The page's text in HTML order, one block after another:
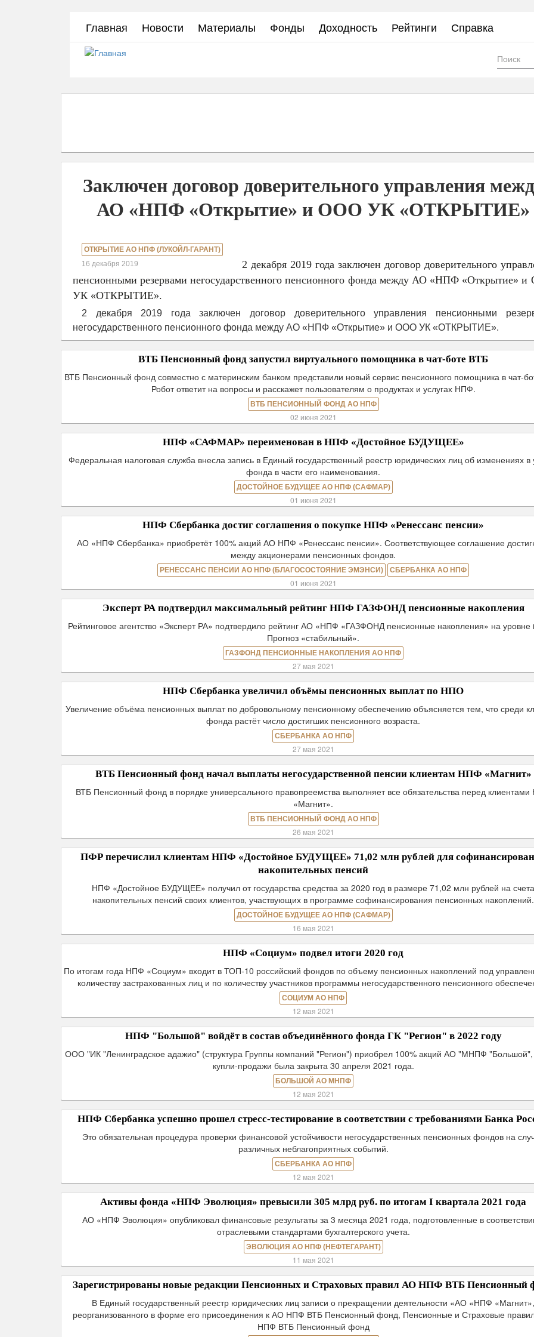
Главная Новости Материалы Фонды Доходность Рейтинги Справка
Заключен договор доверительного управления
АО «НПФ «Открытие» и ООО УК «ОТКРЫТИЕ»
ОТКРЫТИЕ АО НПФ (ЛУКОЙЛ-ГАРАНТ)
16 декабря 2019
2 декабря 2019 года заключен договор доверительного
пенсионными резервами негосударственного пенсионного фонда между АО «НПФ «Открытие»
УК «ОТКРЫТИЕ».
2 декабря 2019 года заключен договор доверительного управления пенсионными
негосударственного пенсионного фонда между АО «НПФ «Открытие» и ООО УК «ОТКРЫТИЕ».
ВТБ Пенсионный фонд запустил виртуального помощника в чат-боте ВТБ
ВТБ Пенсионный фонд совместно с материнским банком представили новый сервис пенсионного помощника в чат-
Робот ответит на вопросы и расскажет пользователям о продуктах и услугах НПФ.
ВТБ ПЕНСИОННЫЙ ФОНД АО НПФ
02 июня 2021
НПФ «САФМАР» переименован в НПФ «Достойное БУДУЩЕЕ»
Федеральная налоговая служба внесла запись в Единый государственный реестр юридических лиц об изменениях в
фонда в части его наименования.
ДОСТОЙНОЕ БУДУЩЕЕ АО НПФ (САФМАР)
01 июня 2021
НПФ Сбербанка достиг соглашения о покупке НПФ «Ренессанс пенсии»
АО «НПФ Сбербанка» приобретёт 100% акций АО НПФ «Ренессанс пенсии». Соответствующее соглашение
между акционерами пенсионных фондов.
РЕНЕССАНС ПЕНСИИ АО НПФ (БЛАГОСОСТОЯНИЕ ЭМЭНСИ) СБЕРБАНКА АО НПФ
01 июня 2021
Эксперт РА подтвердил максимальный рейтинг НПФ ГАЗФОНД пенсионные накопления
Рейтинговое агентство «Эксперт РА» подтвердило рейтинг АО «НПФ «ГАЗФОНД пенсионные накопления» на
Прогноз «стабильный».
ГАЗФОНД ПЕНСИОННЫЕ НАКОПЛЕНИЯ АО НПФ
27 мая 2021
НПФ Сбербанка увеличил объёмы пенсионных выплат по НПО
Увеличение объёма пенсионных выплат по добровольному пенсионному обеспечению объясняется тем, что среди
фонда растёт число достигших пенсионного возраста.
СБЕРБАНКА АО НПФ
27 мая 2021
ВТБ Пенсионный фонд начал выплаты негосударственной пенсии клиентам НПФ «Магнит»
ВТБ Пенсионный фонд в порядке универсального правопреемства выполняет все обязательства перед
«Магнит».
ВТБ ПЕНСИОННЫЙ ФОНД АО НПФ
26 мая 2021
ПФР перечислил клиентам НПФ «Достойное БУДУЩЕЕ» 71,02 млн рублей для
накопительных пенсий
НПФ «Достойное БУДУЩЕЕ» получил от государства средства за 2020 год в размере 71,02 млн рублей на счета
накопительных пенсий своих клиентов, участвующих в программе софинансирования пенсионных накоплений.
ДОСТОЙНОЕ БУДУЩЕЕ АО НПФ (САФМАР)
16 мая 2021
НПФ «Социум» подвел итоги 2020 год
По итогам года НПФ «Социум» входит в ТОП-10 российский фондов по объему пенсионных накоплений под
количеству застрахованных лиц и по количеству участников программы негосударственного пенсионного
СОЦИУМ АО НПФ
12 мая 2021
НПФ "Большой" войдёт в состав объединённого фонда ГК "Регион" в 2022 году
ООО "ИК "Ленинградское адажио" (структура Группы компаний "Регион") приобрел 100% акций АО "МНПФ "Большой",
купли-продажи была закрыта 30 апреля 2021 года.
БОЛЬШОЙ АО МНПФ
12 мая 2021
НПФ Сбербанка успешно прошел стресс-тестирование в соответствии с требованиями Банка
Это обязательная процедура проверки финансовой устойчивости негосударственных пенсионных фондов на
различных неблагоприятных событий.
СБЕРБАНКА АО НПФ
12 мая 2021
Активы фонда «НПФ Эволюция» превысили 305 млрд руб. по итогам I квартала 2021 года
АО «НПФ Эволюция» опубликовал финансовые результаты за 3 месяца 2021 года, подготовленные в
отраслевыми стандартами бухгалтерского учета.
ЭВОЛЮЦИЯ АО НПФ (НЕФТЕГАРАНТ)
11 мая 2021
Зарегистрированы новые редакции Пенсионных и Страховых правил АО НПФ ВТБ Пенсионный
В Единый государственный реестр юридических лиц записи о прекращении деятельности «АО «НПФ «Магнит»,
реорганизованного в форме его присоединения к АО НПФ ВТБ Пенсионный фонд, Пенсионные и Страховые
НПФ ВТБ Пенсионный фонд